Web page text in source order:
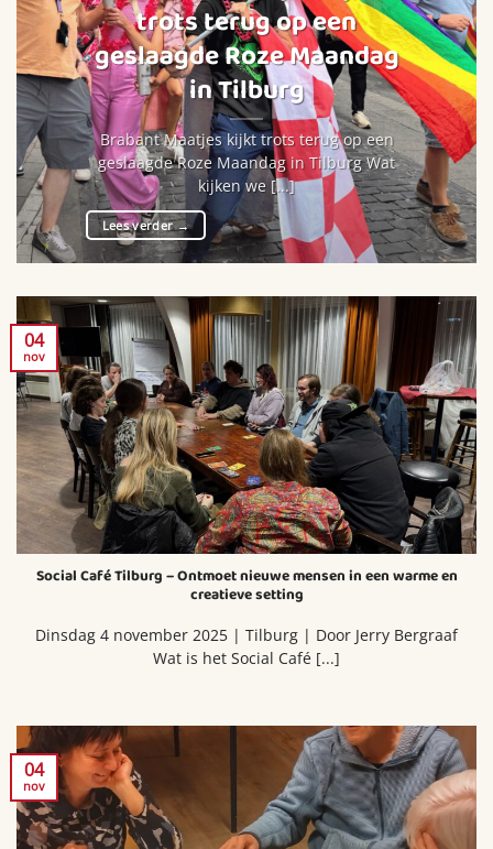
trots terug op een
geslaagde Roze Maandag
in Tilburg
Brabant Maatjes kijkt trots terug op een
geslaagde Roze Maandag in Tilburg Wat
kijken we [...]
Lees verder→
Social Café Tilburg – Ontmoet nieuwe mensen in een warme en
creatieve setting
Dinsdag 4 november 2025 | Tilburg | Door Jerry Bergraaf
Wat is het Social Café [...]
04
nov
04
nov